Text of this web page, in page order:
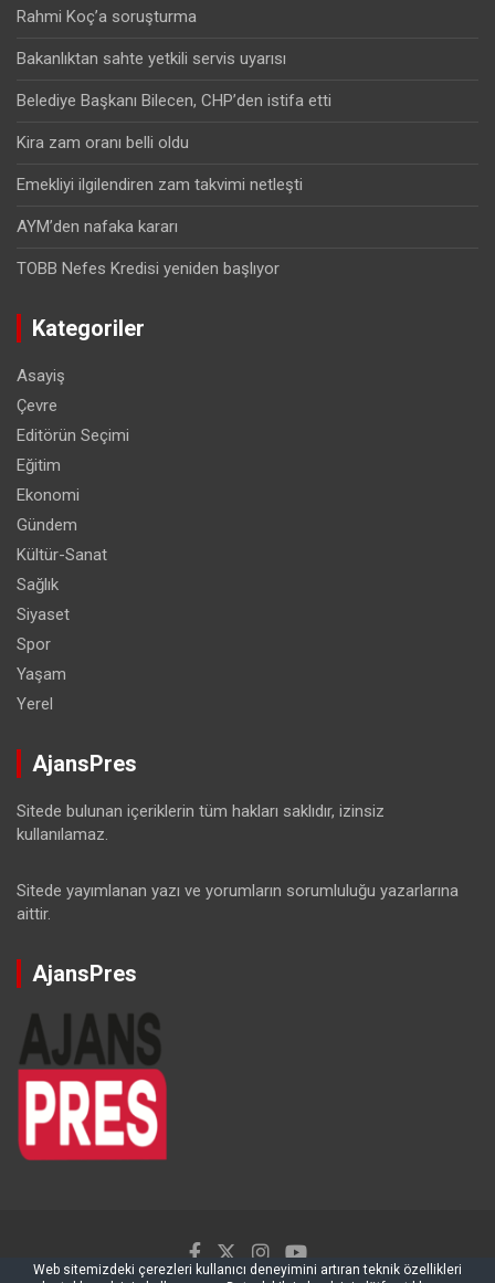
Rahmi Koç’a soruşturma
Bakanlıktan sahte yetkili servis uyarısı
Belediye Başkanı Bilecen, CHP’den istifa etti
Kira zam oranı belli oldu
Emekliyi ilgilendiren zam takvimi netleşti
AYM’den nafaka kararı
TOBB Nefes Kredisi yeniden başlıyor
Kategoriler
Asayiş
Çevre
Editörün Seçimi
Eğitim
Ekonomi
Gündem
Kültür-Sanat
Sağlık
Siyaset
Spor
Yaşam
Yerel
AjansPres
Sitede bulunan içeriklerin tüm hakları saklıdır, izinsiz
kullanılamaz.
Sitede yayımlanan yazı ve yorumların sorumluluğu yazarlarına
aittir.
AjansPres
Web sitemizdeki çerezleri kullanıcı deneyimini artıran teknik özellikleri